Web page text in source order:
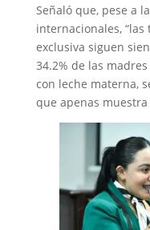
Señaló que, pese a
internacionales,
exclusiva siguen
34.2% de las
con leche materna,
que apenas muestra